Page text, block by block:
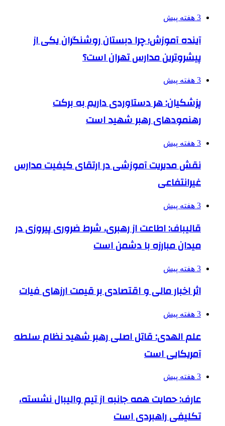
3 هفته پیش
آینده آموزش؛ چرا دبستان روشنگران یکی از
پیشروترین مدارس تهران است؟
3 هفته پیش
پزشکیان: هر دستاوردی داریم به برکت
رهنمودهای رهبر شهید است
3 هفته پیش
نقش مدیریت آموزشی در ارتقای کیفیت مدارس
غیرانتفاعی
3 هفته پیش
قالیباف: اطاعت از رهبری، شرط ضروری پیروزی در
میدان مبارزه با دشمن است
3 هفته پیش
اثر اخبار مالی و اقتصادی بر قیمت ارزهای فیات
3 هفته پیش
علم الهدی: قاتل اصلی رهبر شهید نظام سلطه
آمریکایی است
3 هفته پیش
عارف: حمایت همه جانبه از تیم والیبال نشسته،
تکلیفی راهبردی است